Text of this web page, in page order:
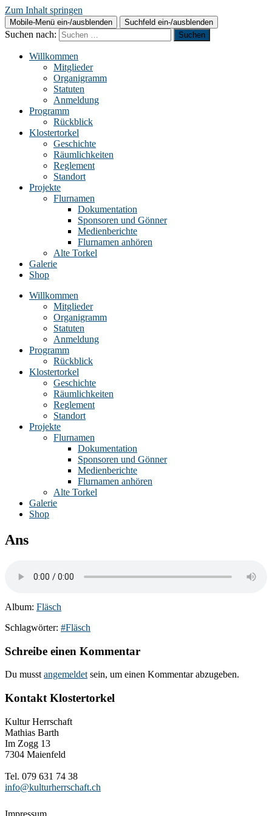
Zum Inhalt springen
Mobile-Menü ein-/ausblenden Suchfeld ein-/ausblenden
Suchen nach:
Willkommen
Mitglieder
Organigramm
Statuten
Anmeldung
Programm
Rückblick
Klostertorkel
Geschichte
Räumlichkeiten
Reglement
Standort
Projekte
Flurnamen
Dokumentation
Sponsoren und Gönner
Medienberichte
Flurnamen anhören
Alte Torkel
Galerie
Shop
Willkommen
Mitglieder
Organigramm
Statuten
Anmeldung
Programm
Rückblick
Klostertorkel
Geschichte
Räumlichkeiten
Reglement
Standort
Projekte
Flurnamen
Dokumentation
Sponsoren und Gönner
Medienberichte
Flurnamen anhören
Alte Torkel
Galerie
Shop
Ans
Album: Fläsch
Schlagwörter: #Fläsch
Schreibe einen Kommentar
Du musst angemeldet sein, um einen Kommentar abzugeben.
Kontakt Klostertorkel
Kultur Herrschaft
Mathias Barth
Im Zogg 13
7304 Maienfeld
Tel. 079 631 74 38
info@kulturherrschaft.ch